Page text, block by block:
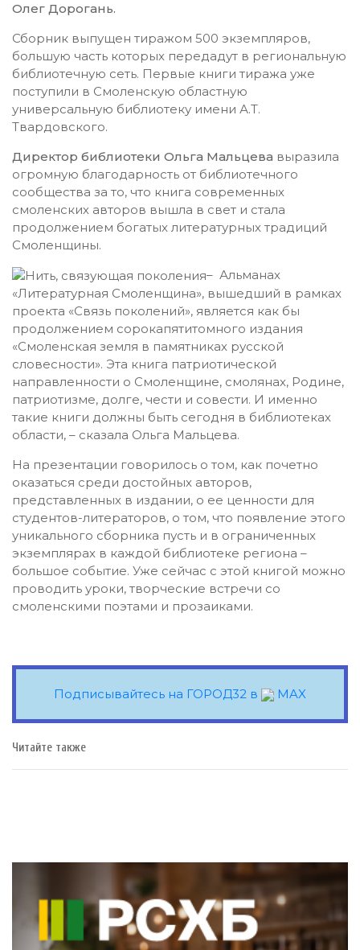
Олег Дорогань.
Сборник выпущен тиражом 500 экземпляров,
большую часть которых передадут в региональную
библиотечную сеть. Первые книги тиража уже
поступили в Смоленскую областную
универсальную библиотеку имени А.Т.
Твардовского.
Директор библиотеки Ольга Мальцева выразила
огромную благодарность от библиотечного
сообщества за то, что книга современных
смоленских авторов вышла в свет и стала
продолжением богатых литературных традиций
Смоленщины.
– Альманах
«Литературная Смоленщина», вышедший в рамках
проекта «Связь поколений», является как бы
продолжением сорокапятитомного издания
«Смоленская земля в памятниках русской
словесности». Эта книга патриотической
направленности о Смоленщине, смолянах, Родине,
патриотизме, долге, чести и совести. И именно
такие книги должны быть сегодня в библиотеках
области, – сказала Ольга Мальцева.
На презентации говорилось о том, как почетно
оказаться среди достойных авторов,
представленных в издании, о ее ценности для
студентов-литераторов, о том, что появление этого
уникального сборника пусть и в ограниченных
экземплярах в каждой библиотеке региона –
большое событие. Уже сейчас с этой книгой можно
проводить уроки, творческие встречи со
смоленскими поэтами и прозаиками.
Подписывайтесь на ГОРОД32 в MAX
Читайте также